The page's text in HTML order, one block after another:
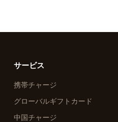
サービス
携帯チャージ
グローバルギフトカード
中国チャージ